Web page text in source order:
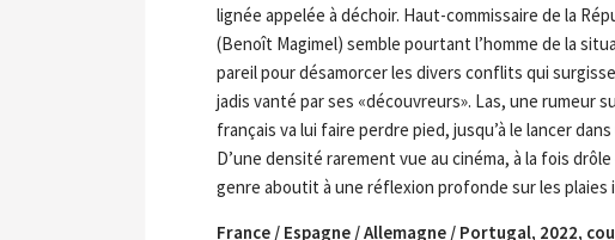
lignée appelée à déchoir. Haut-commissaire de la
(Benoît Magimel) semble pourtant l’homme de la
pareil pour désamorcer les divers conflits qui
jadis vanté par ses «découvreurs». Las, une rumeur
français va lui faire perdre pied, jusqu’à le lancer
D’une densité rarement vue au cinéma, à la fois
genre aboutit à une réflexion profonde sur les plaies
France / Espagne / Allemagne / Portugal, 2022,